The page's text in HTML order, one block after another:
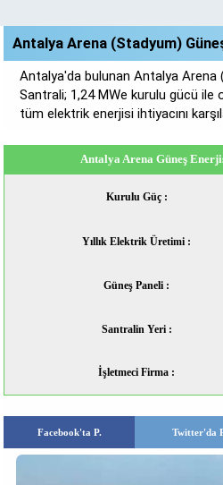
Antalya Arena (Stadyum)
Antalya'da bulunan Antalya Arena
Santrali; 1,24 MWe kurulu gücü ile
tüm elektrik enerjisi ihtiyacını
Antalya Arena Güneş
Kurulu Güç :
Yıllık Elektrik Üretimi :
Güneş Paneli :
Santralin Yeri :
İşletmeci Firma :
Facebook'ta P. Twitter'da